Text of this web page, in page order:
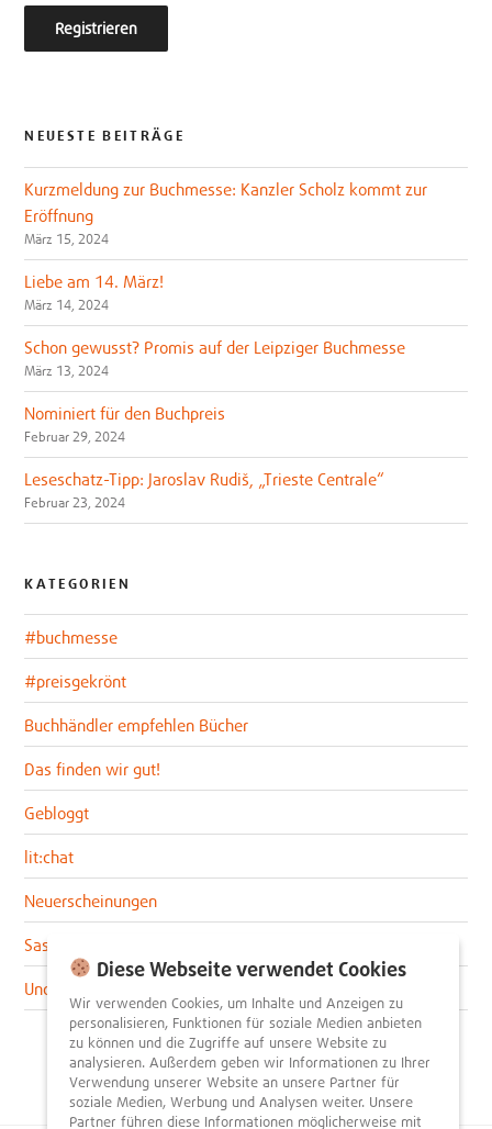
NEUESTE BEITRÄGE
Kurzmeldung zur Buchmesse: Kanzler Scholz kommt zur
Eröffnung
März 15, 2024
Liebe am 14. März!
März 14, 2024
Schon gewusst? Promis auf der Leipziger Buchmesse
März 13, 2024
Nominiert für den Buchpreis
Februar 29, 2024
Leseschatz-Tipp: Jaroslav Rudiš, „Trieste Centrale“
Februar 23, 2024
KATEGORIEN
#buchmesse
#preisgekrönt
Buchhändler empfehlen Bücher
Das finden wir gut!
Gebloggt
lit:chat
Neuerscheinungen
Sascha im lit:blog
Uncategorized
Diese Webseite verwendet Cookies
Wir verwenden Cookies, um Inhalte und Anzeigen zu
personalisieren, Funktionen für soziale Medien anbieten
zu können und die Zugriffe auf unsere Website zu
analysieren. Außerdem geben wir Informationen zu Ihrer
Verwendung unserer Website an unsere Partner für
soziale Medien, Werbung und Analysen weiter. Unsere
Partner führen diese Informationen möglicherweise mit